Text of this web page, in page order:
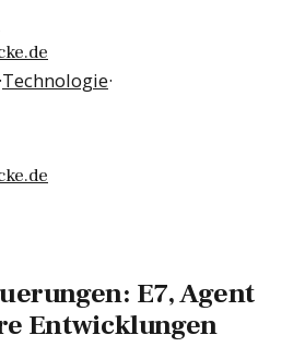
·Technologie·
E7, Agent
Entwicklungen